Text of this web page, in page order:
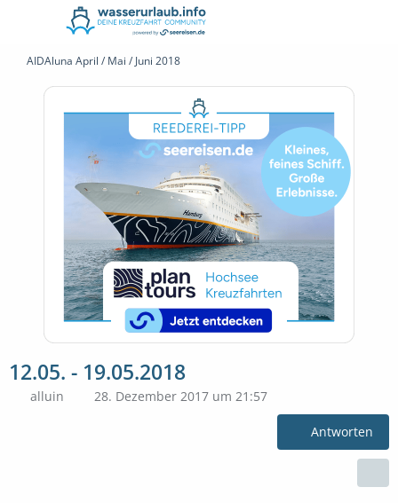
AIDAluna April / Mai / Juni 2018
12.05. - 19.05.2018
alluin 28. Dezember 2017 um 21:57
Antworten